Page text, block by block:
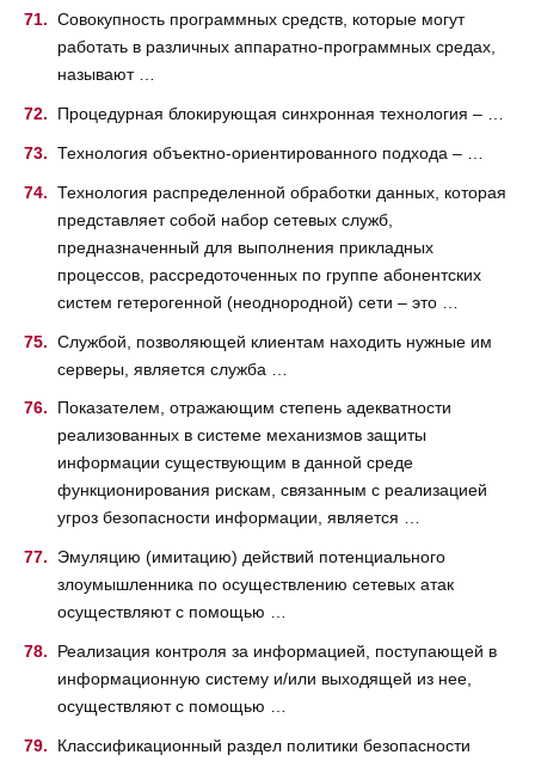
Совокупность программных средств, которые могут
работать в различных аппаратно-программных средах,
называют …
Процедурная блокирующая синхронная технология – …
Технология объектно-ориентированного подхода – …
Технология распределенной обработки данных, которая
представляет собой набор сетевых служб,
предназначенный для выполнения прикладных
процессов, рассредоточенных по группе абонентских
систем гетерогенной (неоднородной) сети – это …
Службой, позволяющей клиентам находить нужные им
серверы, является служба …
Показателем, отражающим степень адекватности
реализованных в системе механизмов защиты
информации существующим в данной среде
функционирования рискам, связанным с реализацией
угроз безопасности информации, является …
Эмуляцию (имитацию) действий потенциального
злоумышленника по осуществлению сетевых атак
осуществляют с помощью …
Реализация контроля за информацией, поступающей в
информационную систему и/или выходящей из нее,
осуществляют с помощью …
Классификационный раздел политики безопасности